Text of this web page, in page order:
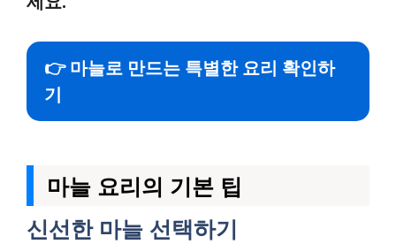
👉 마늘로 만드는 특별한 요리 확인하
기
마늘 요리의 기본 팁
신선한 마늘 선택하기